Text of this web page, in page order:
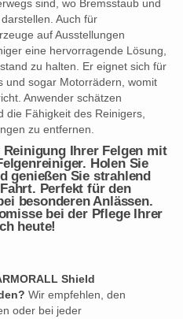
sind, wo Bremsstaub und
Auch für
auf Ausstellungen
eine hervorragende Lösung,
zu halten. Er eignet sich für
und sogar Motorrädern, womit
Anwender schätzen
die Fähigkeit des Reinigers,
zu entfernen.
Ihrer Felgen mit
Holen Sie
genießen Sie strahlend
Perfekt für den
besonderen Anlässen.
bei der Pflege Ihrer
heute!
Shield
Wir empfehlen, den
oder bei jeder